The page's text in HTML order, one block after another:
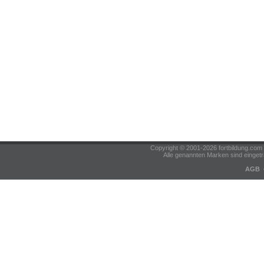
Copyright © 2001-2026
Alle genannten Marken sind
AGB